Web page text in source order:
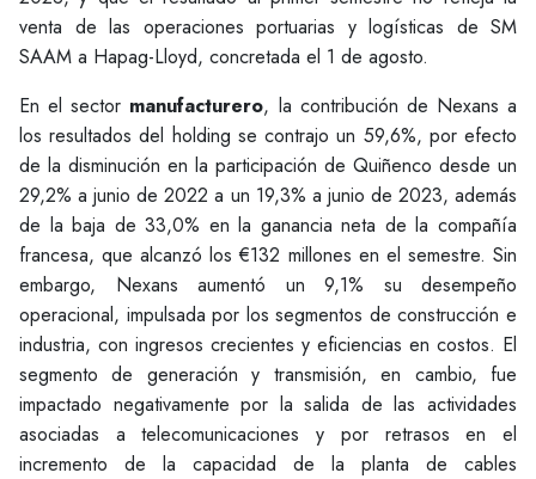
venta de las operaciones portuarias y logísticas de SM
SAAM a Hapag-Lloyd, concretada el 1 de agosto.
En el sector manufacturero, la contribución de Nexans a
los resultados del holding se contrajo un 59,6%, por efecto
de la disminución en la participación de Quiñenco desde un
29,2% a junio de 2022 a un 19,3% a junio de 2023, además
de la baja de 33,0% en la ganancia neta de la compañía
francesa, que alcanzó los €132 millones en el semestre. Sin
embargo, Nexans aumentó un 9,1% su desempeño
operacional, impulsada por los segmentos de construcción e
industria, con ingresos crecientes y eficiencias en costos. El
segmento de generación y transmisión, en cambio, fue
impactado negativamente por la salida de las actividades
asociadas a telecomunicaciones y por retrasos en el
incremento de la capacidad de la planta de cables